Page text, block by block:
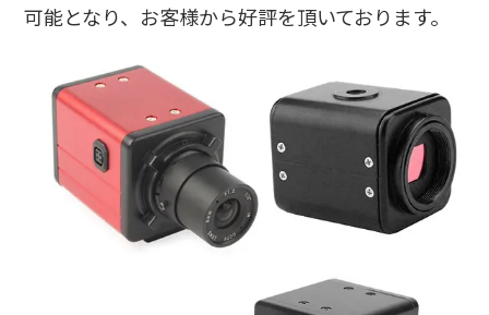
可能となり、お客様から好評を頂いております。